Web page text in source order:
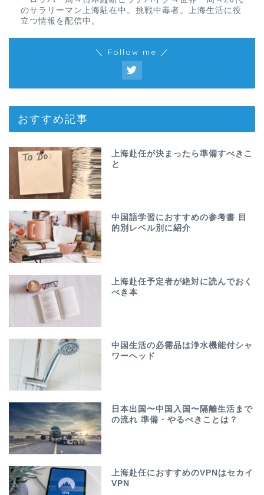
のサラリーマン上海駐在中。挑戦中毒者。上海生活に役
立つ情報を配信中。
＼ Follow me ／
おすすめ記事
上海赴任が決まったら準備すべきこ
と
中国語学習におすすめの参考書 目
的別レベル別に紹介
上海赴任予定者が絶対に読んでおく
べき本
中国生活の必需品は浄水機能付シャ
ワーヘッド
日本出国〜中国入国〜隔離生活まで
の流れ 準備・やるべきことは？
上海赴任におすすめのVPNはセカイ
VPN